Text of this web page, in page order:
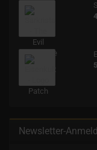
Newsletter-